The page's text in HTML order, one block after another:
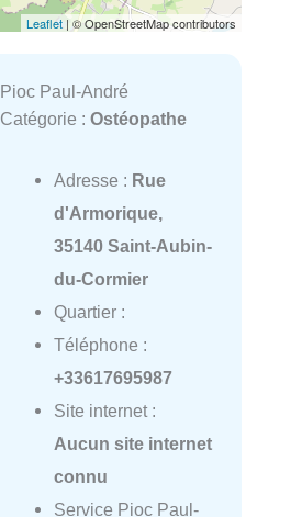
Leaflet | © OpenStreetMap contributors
Pioc Paul-André
Catégorie : Ostéopathe
Adresse : Rue
d'Armorique,
35140 Saint-Aubin-
du-Cormier
Quartier :
Téléphone :
+33617695987
Site internet :
Aucun site internet
connu
Service Pioc Paul-